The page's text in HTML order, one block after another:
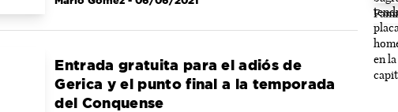
Entrada gratuita para el adiós de
Gerica y el punto final a la temporada
del Conquense